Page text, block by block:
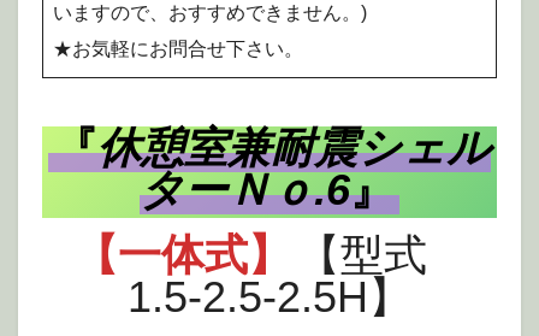
いますので、おすすめできません。)
★お気軽にお問合せ下さい。
『休憩室兼耐震シェル
ターＮｏ.6』
【一体式】
【型式
1.5-2.5-2.5H】